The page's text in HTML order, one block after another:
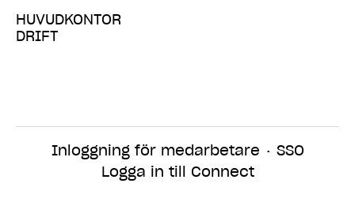
HUVUDKONTOR
DRIFT
Inloggning för medarbetare · SSO
Logga in till Connect